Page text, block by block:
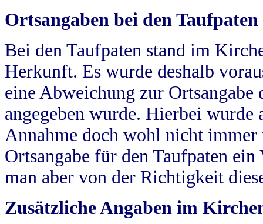
Ortsangaben bei den Taufpaten
Bei den Taufpaten stand im
Herkunft. Es wurde deshalb
eine Abweichung zur
angegeben wurde. Hierbei wurde
Annahme doch wohl nicht
Ortsangabe für den Taufpaten
man aber von der Richtigkeit
Zusätzliche Angaben im